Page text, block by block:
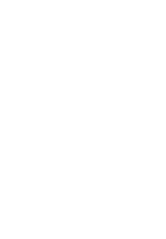
階
使
方
工
入
必